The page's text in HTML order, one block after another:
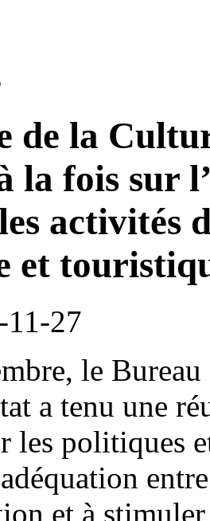
de la
la fois sur
activités
et
11-27
le
a tenu une
les politiques
et à